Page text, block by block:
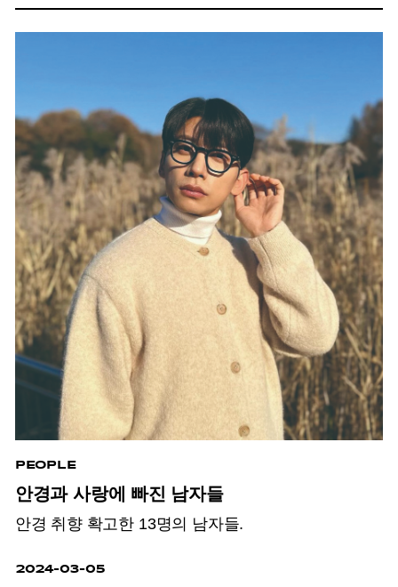
PEOPLE
안경과 사랑에 빠진 남자들
안경 취향 확고한 13명의 남자들.
2024-03-05